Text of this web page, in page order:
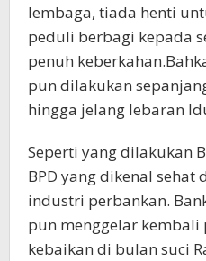
lembaga, tiada henti
peduli berbagi kepada
penuh
pun dilakukan
hingga jelang lebaran
Seperti yang dilakukan
BPD yang dikenal
industri perbankan.
pun menggelar
kebaikan di bulan suci